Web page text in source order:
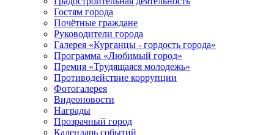
Гостям города
Почётные граждане
Руководители города
Галерея «Курганцы - гордость города»
Программа «Любимый город»
Премия «Трудящаяся молодежь»
Противодействие коррупции
Фотогалерея
Видеоновости
Награды
Прозрачный город
Календарь событий